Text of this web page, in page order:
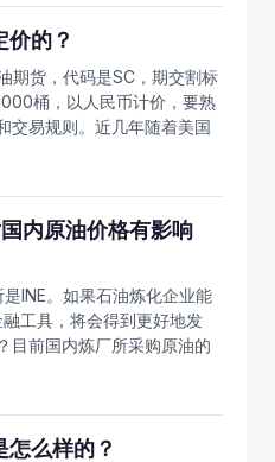
价格曲线，这条曲线的趋
的。
严重流失，使得OPEC减产计
旦减产计划宣告停止，那
收25%和10%得关税已是板
辞职对抗收效甚微，由此引
中。一旦具体制定及执行时
股票市场大跌，原油市场
球最大原油生产国俄罗斯产
万桶/日。受到美国原油产量
出口量也在急速抢占产油国
日均出口量157.7桶，比去
国原油日均出口147万桶，
国得原油出口所瞄定得首个
日本及韩国等舡油需求大
价的？
期货，代码是SC，期交割标
桶，以人民币计价，要熟
交易规则。近几年随着美国
国作为全球第一大原油进口
市场。投资者还要关注国际
国际组织机构也对原油价
为主导的国际能源署
家），另一是以沙特为主导
员大多为中东产油国）。而
产油国，他的态度也在一定
内原油价格有影响
INE。如果石油炼化企业能
工具，将会得到更好地发
目前国内炼厂所采购原油的
国际油价波动对石油炼厂的
定价模式上，例如，西非原
东原油对亚洲出口的原油多
怎么样的？